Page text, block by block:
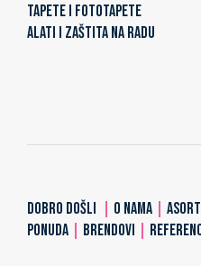
TAPETE I FOTOTAPETE
ALATI I ZAŠTITA NA RADU
DOBRO DOŠLI O NAMA
PONUDA
BRENDOVI